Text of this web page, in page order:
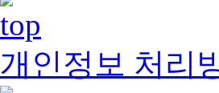
개인정보 처리